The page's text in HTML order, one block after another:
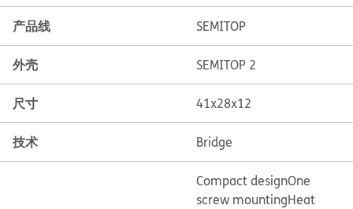
产品线 SEMITOP
外壳 SEMITOP 2
尺寸 41x28x12
技术 Bridge
Compact designOne
screw mountingHeat